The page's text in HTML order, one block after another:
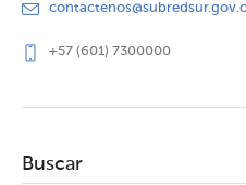
+57 (601) 7300000
Buscar